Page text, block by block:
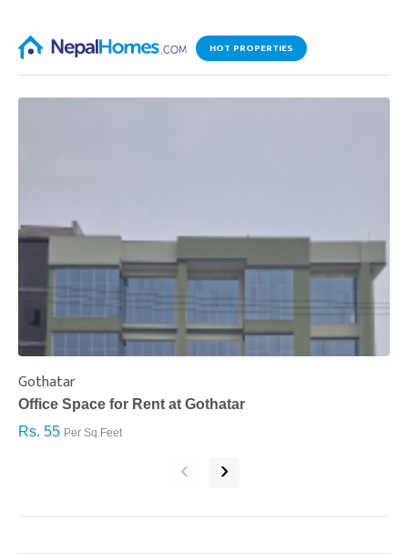
HOT PROPERTIES
Gothatar
Office Space for Rent at Gothatar
Rs. 55 Per Sq.Feet
‹ ›